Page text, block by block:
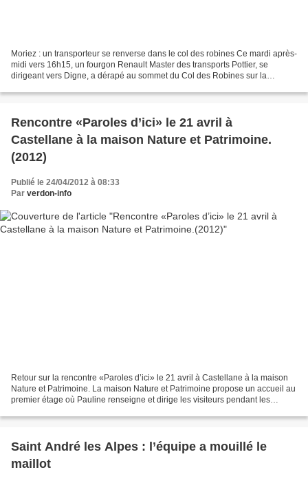
Moriez : un transporteur se renverse dans le col des robines Ce mardi après-
midi vers 16h15, un fourgon Renault Master des transports Pottier, se
dirigeant vers Digne, a dérapé au sommet du Col des Robines sur la
Rencontre «Paroles d’ici» le 21 avril à
Castellane à la maison Nature et Patrimoine.
(2012)
Publié le 24/04/2012 à 08:33
Par verdon-info
Retour sur la rencontre «Paroles d’ici» le 21 avril à Castellane à la maison
Nature et Patrimoine. La maison Nature et Patrimoine propose un accueil au
premier étage où Pauline renseigne et dirige les visiteurs pendant les
Saint André les Alpes : l’équipe a mouillé le
maillot